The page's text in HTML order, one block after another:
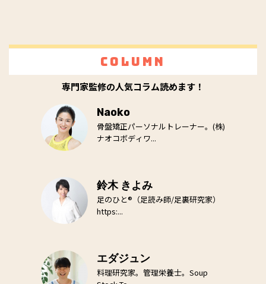
Column
専門家監修の人気コラム読めます！
Naoko
骨盤矯正パーソナルトレーナー。(株)
ナオコボディワ...
鈴木 きよみ
足のひと®（足読み師/足裏研究家）
https:...
エダジュン
料理研究家。管理栄養士。Soup